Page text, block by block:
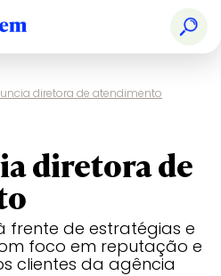
diretora de atendimento
diretora de
frente de estratégias e
foco em reputação e
clientes da agência